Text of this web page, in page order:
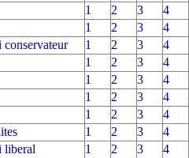
1 2 3 4
1 2 3 4
conservateur 1 2 3 4
1 2 3 4
1 2 3 4
1 2 3 4
1 2 3 4
1 2 3 4
liberal 1 2 3 4